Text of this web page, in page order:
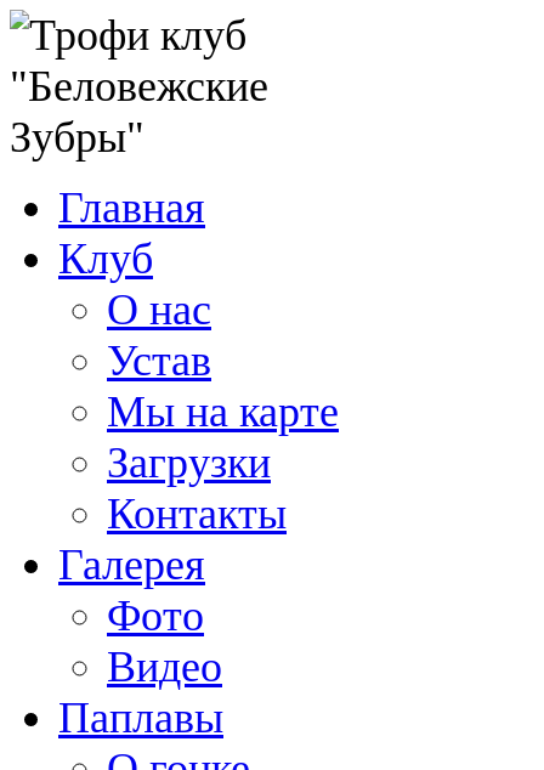
Главная
Клуб
О нас
Устав
Мы на карте
Загрузки
Контакты
Галерея
Фото
Видео
Паплавы